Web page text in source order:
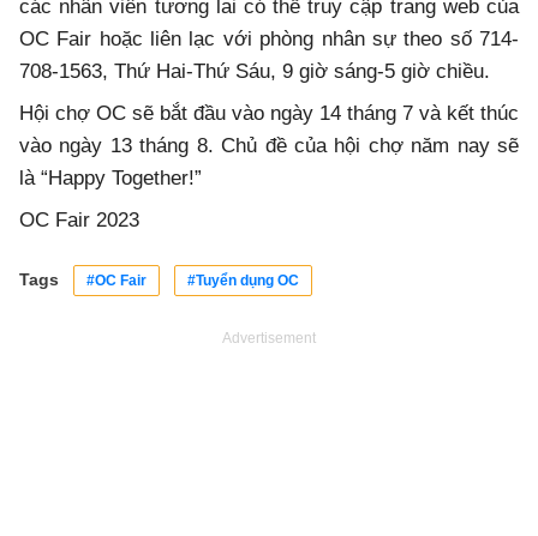
các nhân viên tương lai có thể truy cập trang web của
OC Fair hoặc liên lạc với phòng nhân sự theo số 714-
708-1563, Thứ Hai-Thứ Sáu, 9 giờ sáng-5 giờ chiều.
Hội chợ OC sẽ bắt đầu vào ngày 14 tháng 7 và kết thúc
vào ngày 13 tháng 8. Chủ đề của hội chợ năm nay sẽ
là “Happy Together!”
OC Fair 2023
Tags #OC Fair #Tuyển dụng OC
Advertisement